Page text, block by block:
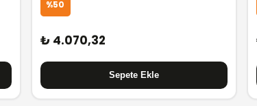
%50
₺ 4.070,32